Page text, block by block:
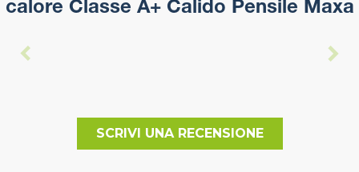
calore Classe A+ Calido Pensile Maxa
SCRIVI UNA RECENSIONE